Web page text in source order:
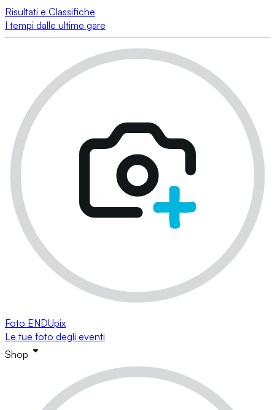
Risultati e Classifiche
I tempi dalle ultime gare
Foto ENDUpix
Le tue foto degli eventi
Shop